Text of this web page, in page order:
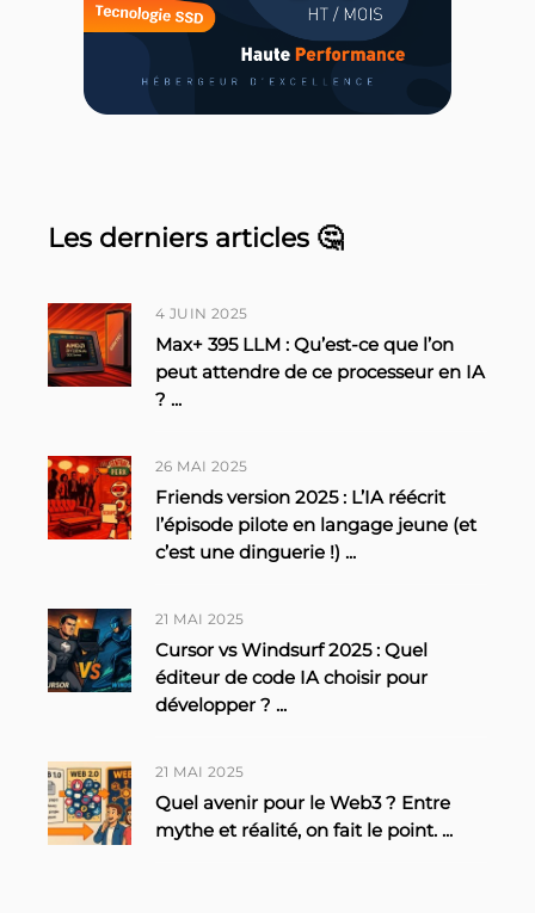
Les derniers articles 🤔
4 JUIN 2025
Max+ 395 LLM : Qu’est-ce que l’on
peut attendre de ce processeur en IA
? ...
26 MAI 2025
Friends version 2025 : L’IA réécrit
l’épisode pilote en langage jeune (et
c’est une dinguerie !) ...
21 MAI 2025
Cursor vs Windsurf 2025 : Quel
éditeur de code IA choisir pour
développer ? ...
21 MAI 2025
Quel avenir pour le Web3 ? Entre
mythe et réalité, on fait le point. ...